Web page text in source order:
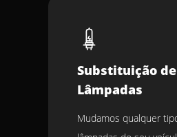
Substituição de
Lâmpadas
Mudamos qualquer